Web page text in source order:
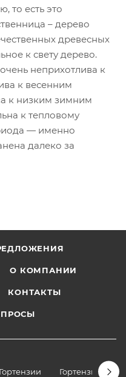
то есть это
– дерево
древесных
к свету дерево.
неприхотлива к
к весенним
к низким зимним
к тепловому
— именно
далеко за
О КОМПАНИИ
КОНТАКТЫ
Гортензии Гортензии